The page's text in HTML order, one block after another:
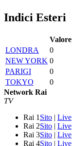
Indici Esteri
Valore
LONDRA
0
NEW YORK 0
PARIGI
0
TOKYO
0
Network Rai
TV
Rai 1 Sito | Live
Rai 2Sito | Live
Rai 3Sito | Live
Rai 4Sito | Live